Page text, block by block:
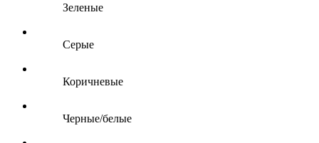
Зеленые
Серые
Коричневые
Черные/белые